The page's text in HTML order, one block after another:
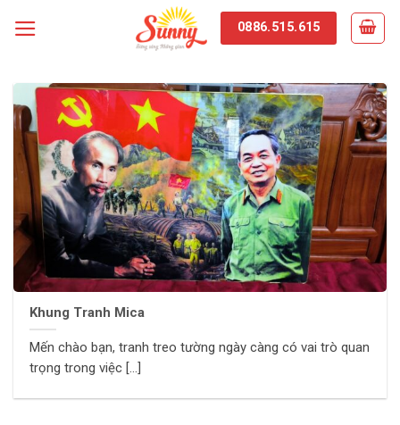
0886.515.615
Khung Tranh Mica
Mến chào bạn, tranh treo tường ngày càng có vai trò quan
trọng trong việc [...]